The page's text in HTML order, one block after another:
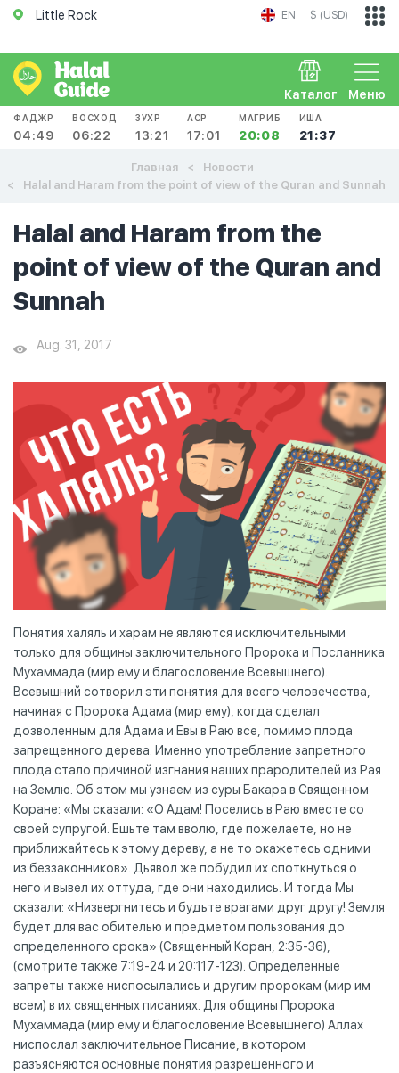
Little Rock EN $ (USD)
Меню
Каталог
ФАДЖР
04:49
ВОСХОД
06:22
ЗУХР
13:21
АСР
17:01
МАГРИБ
20:08
ИША
21:37
Главная
Новости
Halal and Haram from the point of view of the Quran and Sunnah
Halal and Haram from the
point of view of the Quran and
Sunnah
Aug. 31, 2017
Понятия халяль и харам не являются исключительными
только для общины заключительного Пророка и Посланника
Мухаммада (мир ему и благословение Всевышнего).
Всевышний сотворил эти понятия для всего человечества,
начиная с Пророка Адама (мир ему), когда сделал
дозволенным для Адама и Евы в Раю все, помимо плода
запрещенного дерева. Именно употребление запретного
плода стало причиной изгнания наших прародителей из Рая
на Землю. Об этом мы узнаем из суры Бакара в Священном
Коране: «Мы сказали: «О Адам! Поселись в Раю вместе со
своей супругой. Ешьте там вволю, где пожелаете, но не
приближайтесь к этому дереву, а не то окажетесь одними
из беззаконников». Дьявол же побудил их споткнуться о
него и вывел их оттуда, где они находились. И тогда Мы
сказали: «Низвергнитесь и будьте врагами друг другу! Земля
будет для вас обителью и предметом пользования до
определенного срока» (Священный Коран, 2:35-36),
(смотрите также 7:19-24 и 20:117-123). Определенные
запреты также ниспосылались и другим пророкам (мир им
всем) в их священных писаниях. Для общины Пророка
Мухаммада (мир ему и благословение Всевышнего) Аллах
ниспослал заключительное Писание, в котором
разъясняются основные понятия разрешенного и